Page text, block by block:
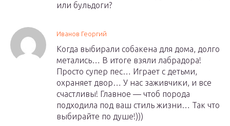
или бульдоги?
Иванов Георгий
Когда выбирали собакена для дома, долго
метались… В итоге взяли лабрадора!
Просто супер пес… Играет с детьми,
охраняет двор… У нас заживчики, и все
счастливы! Главное — чтоб порода
подходила под ваш стиль жизни… Так что
выбирайте по душе!)))